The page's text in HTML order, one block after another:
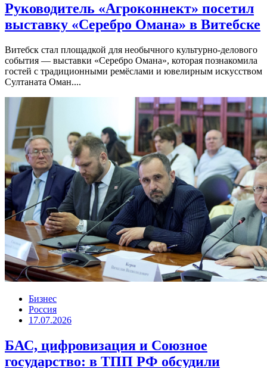
Руководитель «Агроконнект» посетил
выставку «Серебро Омана» в Витебске
Витебск стал площадкой для необычного культурно-делового
события — выставки «Серебро Омана», которая познакомила
гостей с традиционными ремёслами и ювелирным искусством
Султаната Оман....
Бизнес
Россия
17.07.2026
БАС, цифровизация и Союзное
государство: в ТПП РФ обсудили